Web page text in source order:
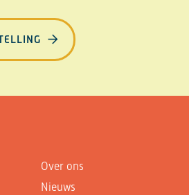
Over ons
Nieuws